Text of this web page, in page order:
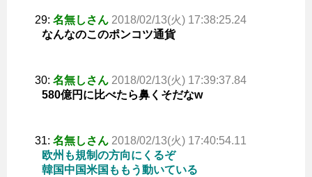
29: 名無しさん 2018/02/13(火) 17:38:25.24
なんなのこのポンコツ通貨
30: 名無しさん 2018/02/13(火) 17:39:37.84
580億円に比べたら鼻くそだなw
31: 名無しさん 2018/02/13(火) 17:40:54.11
欧州も規制の方向にくるぞ
韓国中国米国ももう動いている